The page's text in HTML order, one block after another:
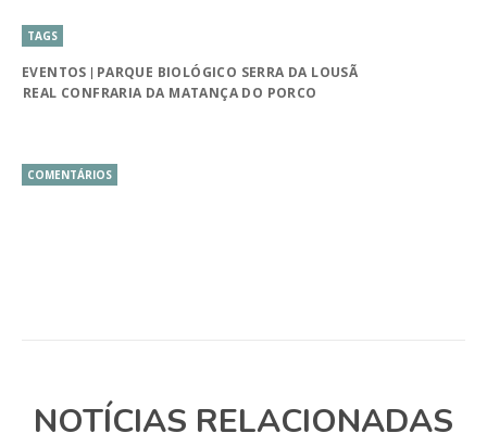
TAGS
EVENTOS
PARQUE BIOLÓGICO SERRA DA LOUSÃ
REAL CONFRARIA DA MATANÇA DO PORCO
COMENTÁRIOS
NOTÍCIAS RELACIONADAS